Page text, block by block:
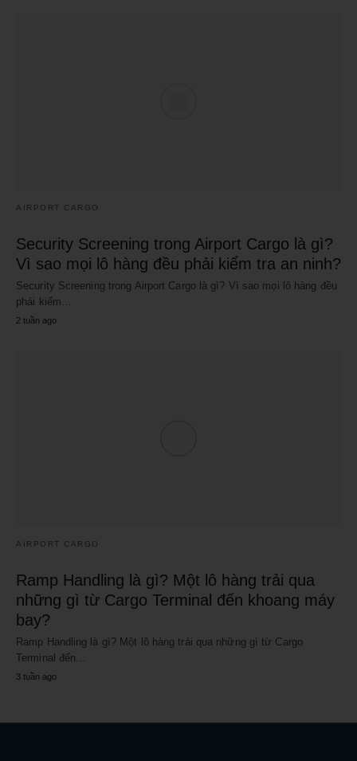
AIRPORT CARGO
Security Screening trong Airport Cargo là gì?
Vì sao mọi lô hàng đều phải kiểm tra an ninh?
Security Screening trong Airport Cargo là gì? Vì sao mọi lô hàng đều
phải kiểm…
2 tuần ago
AIRPORT CARGO
Ramp Handling là gì? Một lô hàng trải qua
những gì từ Cargo Terminal đến khoang máy
bay?
Ramp Handling là gì? Một lô hàng trải qua những gì từ Cargo
Terminal đến…
3 tuần ago